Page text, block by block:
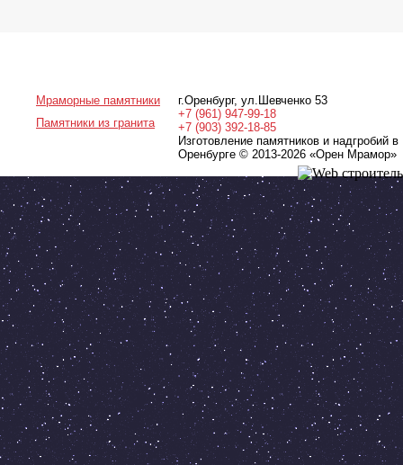
Мраморные памятники
Памятники из гранита
г.Оренбург, ул.Шевченко 53
+7 (961) 947-99-18
+7 (903) 392-18-85
Изготовление памятников и надгробий в
Оренбурге © 2013-2026 «Орен Мрамор»